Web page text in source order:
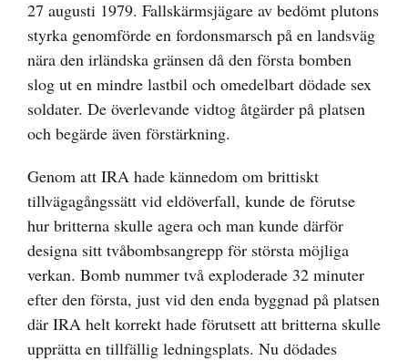
27 augusti 1979. Fallskärmsjägare av bedömt plutons
styrka genomförde en fordonsmarsch på en landsväg
nära den irländska gränsen då den första bomben
slog ut en mindre lastbil och omedelbart dödade sex
soldater. De överlevande vidtog åtgärder på platsen
och begärde även förstärkning.
Genom att IRA hade kännedom om brittiskt
tillvägagångssätt vid eldöverfall, kunde de förutse
hur britterna skulle agera och man kunde därför
designa sitt tvåbombsangrepp för största möjliga
verkan. Bomb nummer två exploderade 32 minuter
efter den första, just vid den enda byggnad på platsen
där IRA helt korrekt hade förutsett att britterna skulle
upprätta en tillfällig ledningsplats. Nu dödades